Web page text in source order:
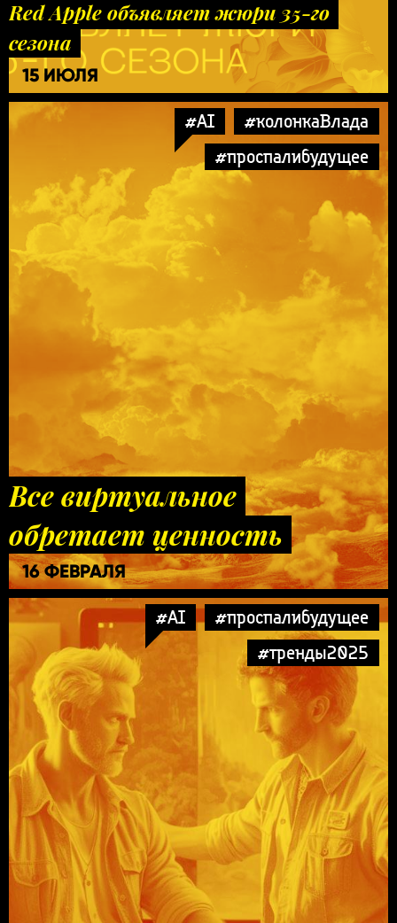
Red Apple объявляет жюри 35-го
сезона
15 ИЮЛЯ
#AI
#колонкаВлада
#проспалибудущее
Все виртуальное
обретает ценность
16 ФЕВРАЛЯ
#AI
#проспалибудущее
#тренды2025